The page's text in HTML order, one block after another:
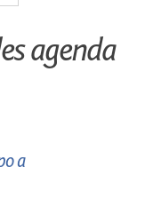
agenda
a